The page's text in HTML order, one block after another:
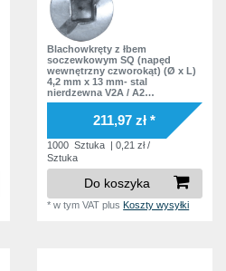
Blachowkręty z łbem
soczewkowym SQ (napęd
wewnętrzny czworokąt) (Ø x L)
4,2 mm x 13 mm- stal
nierdzewna V2A / A2
soczewkowy nacięcie
Podkładka bez podkładki
211,97 zł *
1000 Sztuka | 0,21 zł /
Sztuka
Do koszyka
*w tym VAT plusKoszty wysyłki